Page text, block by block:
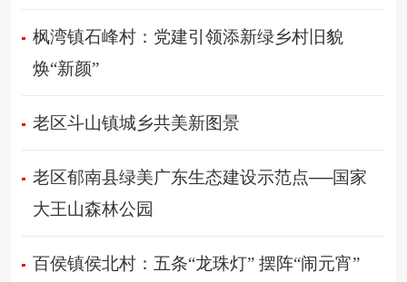
枫湾镇石峰村：党建引领添新绿乡村旧貌
焕“新颜”
老区斗山镇城乡共美新图景
老区郁南县绿美广东生态建设示范点──国家
大王山森林公园
百侯镇侯北村：五条“龙珠灯” 摆阵“闹元宵”